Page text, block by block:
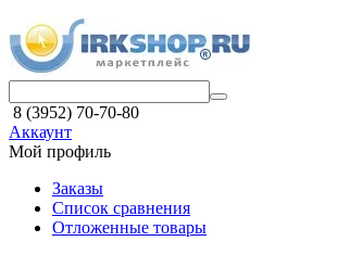
8 (3952) 70-70-80
Аккаунт
Мой профиль
Заказы
Список сравнения
Отложенные товары